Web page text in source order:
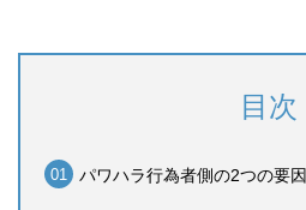
目次
パワハラ行為者側の2つの要因